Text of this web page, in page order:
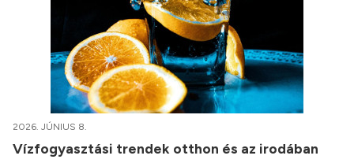
2026. JÚNIUS 8.
Vízfogyasztási trendek otthon és az irodában